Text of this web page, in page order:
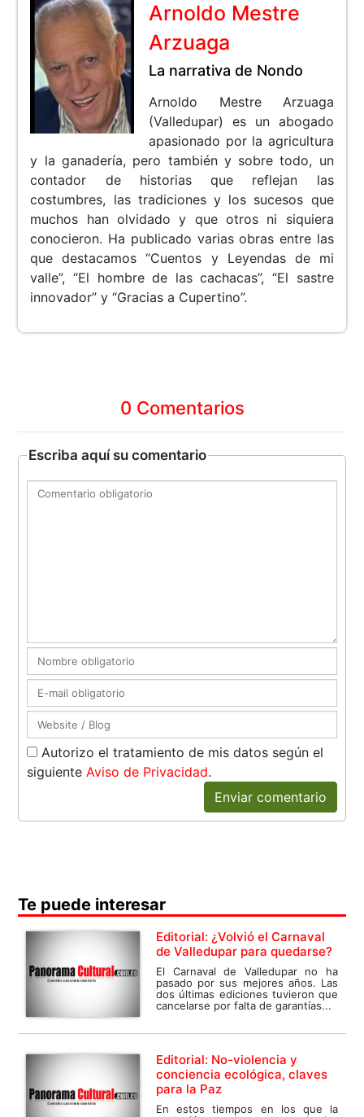
Arnoldo Mestre
Arzuaga
La narrativa de Nondo
Arnoldo Mestre Arzuaga
(Valledupar) es un abogado
apasionado por la agricultura
y la ganadería, pero también y sobre todo, un
contador de historias que reflejan las
costumbres, las tradiciones y los sucesos que
muchos han olvidado y que otros ni siquiera
conocieron. Ha publicado varias obras entre las
que destacamos “Cuentos y Leyendas de mi
valle”, “El hombre de las cachacas”, “El sastre
innovador” y “Gracias a Cupertino”.
0 Comentarios
Escriba aquí su comentario
Autorizo el tratamiento de mis datos según el
siguienteAviso de Privacidad.
Enviar comentario
Te puede interesar
Editorial: ¿Volvió el Carnaval
de Valledupar para quedarse?
El Carnaval de Valledupar no ha
pasado por sus mejores años. Las
dos últimas ediciones tuvieron que
cancelarse por falta de garantías...
Editorial: No-violencia y
conciencia ecológica, claves
para la Paz
En estos tiempos en los que la